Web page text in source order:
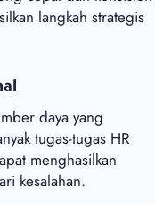
langkah strategis
daya yang
tugas-tugas HR
menghasilkan
kesalahan.